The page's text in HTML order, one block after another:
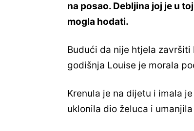
na posao. Debljina joj je u
mogla hodati.
Budući da nije htjela
godišnja Louise je morala
Krenula je na dijetu i imala
uklonila dio želuca i